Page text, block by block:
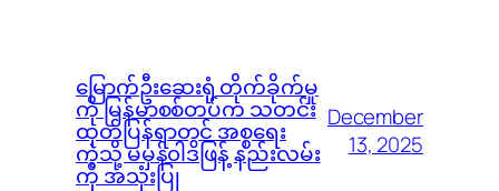
မြောက်ဦးဆေးရုံ တိုက်ခိုက်မှု
ကို မြန်မာစစ်တပ်က သတင်း
ထုတ်ပြန်ရာတွင် အစ္စရေး
ကဲ့သို့ မမှန်၀ါဒဖြန့် နည်းလမ်း
ကို အသုံးပြု
December
13, 2025